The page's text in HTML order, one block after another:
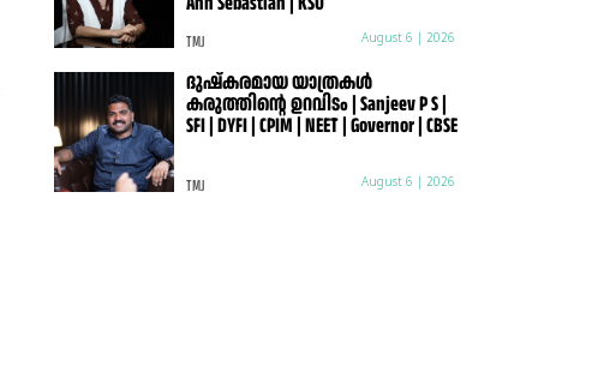
TMJ August 6 | 2026
ദുഷ്കരമായ യാത്രകൾ
കരുത്തിന്റെ ഉറവിടം | Sanjeev P S |
SFI | DYFI | CPIM | NEET | Governor | CBSE
TMJ August 6 | 2026